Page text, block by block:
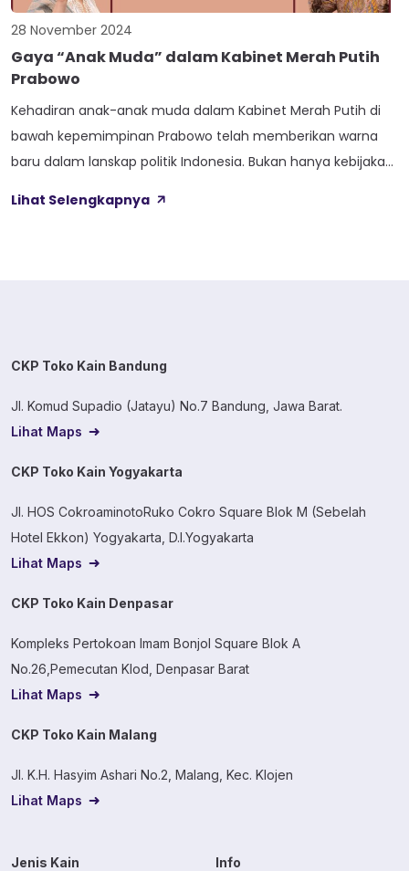
28 November 2024
Gaya “Anak Muda” dalam Kabinet Merah Putih
Prabowo
Kehadiran anak-anak muda dalam Kabinet Merah Putih di
bawah kepemimpinan Prabowo telah memberikan warna
baru dalam lanskap politik Indonesia. Bukan hanya kebijakan
pemerintahan, tetapi juga gaya fashion mereka yang
Lihat Selengkapnya
CKP Toko Kain Bandung
Jl. Komud Supadio (Jatayu) No.7 Bandung, Jawa Barat.
Lihat Maps
CKP Toko Kain Yogyakarta
Jl. HOS CokroaminotoRuko Cokro Square Blok M (Sebelah
Hotel Ekkon) Yogyakarta, D.I.Yogyakarta
Lihat Maps
CKP Toko Kain Denpasar
Kompleks Pertokoan Imam Bonjol Square Blok A
No.26,Pemecutan Klod, Denpasar Barat
Lihat Maps
CKP Toko Kain Malang
Jl. K.H. Hasyim Ashari No.2, Malang, Kec. Klojen
Lihat Maps
Jenis Kain Info